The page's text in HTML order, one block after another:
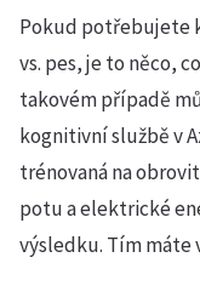
Pokud potřebujete
vs. pes, je to něco,
takovém případě
kognitivní službě v
trénovaná na
potu a elektrické
výsledku. Tím máte